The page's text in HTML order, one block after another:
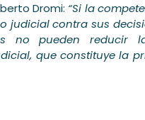
Dromi: “Si la
judicial contra sus
no pueden reducir
que constituye la